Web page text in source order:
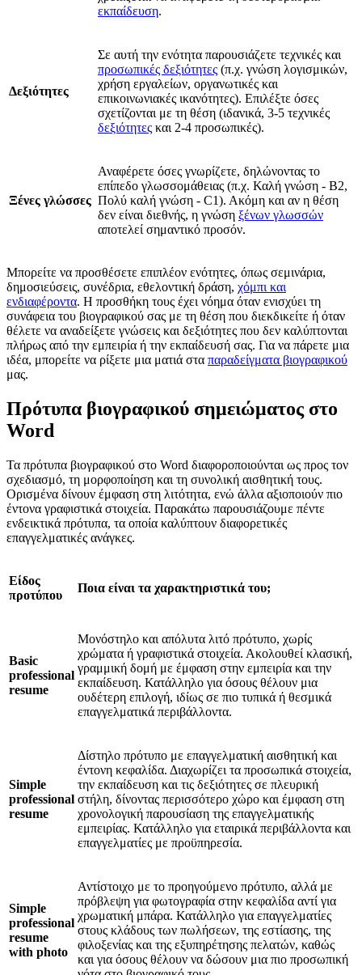
εκπαίδευση.
Δεξιότητες
Σε αυτή την ενότητα παρουσιάζετε τεχνικές και
προσωπικές δεξιότητες (π.χ. γνώση λογισμικών,
χρήση εργαλείων, οργανωτικές και
επικοινωνιακές ικανότητες). Επιλέξτε όσες
σχετίζονται με τη θέση (ιδανικά, 3-5 τεχνικές
δεξιότητες και 2-4 προσωπικές).
Ξένες γλώσσες
Αναφέρετε όσες γνωρίζετε, δηλώνοντας το
επίπεδο γλωσσομάθειας (π.χ. Καλή γνώση - B2,
Πολύ καλή γνώση - C1). Ακόμη και αν η θέση
δεν είναι διεθνής, η γνώση ξένων γλωσσών
αποτελεί σημαντικό προσόν.
Μπορείτε να προσθέσετε επιπλέον ενότητες, όπως σεμινάρια,
δημοσιεύσεις, συνέδρια, εθελοντική δράση, χόμπι και
ενδιαφέροντα. Η προσθήκη τους έχει νόημα όταν ενισχύει τη
συνάφεια του βιογραφικού σας με τη θέση που διεκδικείτε ή όταν
θέλετε να αναδείξετε γνώσεις και δεξιότητες που δεν καλύπτονται
πλήρως από την εμπειρία ή την εκπαίδευσή σας. Για να πάρετε μια
ιδέα, μπορείτε να ρίξετε μια ματιά στα παραδείγματα βιογραφικού
μας.
Πρότυπα βιογραφικού σημειώματος στο
Word
Τα πρότυπα βιογραφικού στο Word διαφοροποιούνται ως προς τον
σχεδιασμό, τη μορφοποίηση και τη συνολική αισθητική τους.
Ορισμένα δίνουν έμφαση στη λιτότητα, ενώ άλλα αξιοποιούν πιο
έντονα γραφιστικά στοιχεία. Παρακάτω παρουσιάζουμε πέντε
ενδεικτικά πρότυπα, τα οποία καλύπτουν διαφορετικές
επαγγελματικές ανάγκες.
Είδος
προτύπου
Ποια είναι τα χαρακτηριστικά του;
Basic
professional
resume
Μονόστηλο και απόλυτα λιτό πρότυπο, χωρίς
χρώματα ή γραφιστικά στοιχεία. Ακολουθεί κλασική,
γραμμική δομή με έμφαση στην εμπειρία και την
εκπαίδευση. Κατάλληλο για όσους θέλουν μια
ουδέτερη επιλογή, ιδίως σε πιο τυπικά ή θεσμικά
επαγγελματικά περιβάλλοντα.
Simple
professional
resume
Δίστηλο πρότυπο με επαγγελματική αισθητική και
έντονη κεφαλίδα. Διαχωρίζει τα προσωπικά στοιχεία,
την εκπαίδευση και τις δεξιότητες σε πλευρική
στήλη, δίνοντας περισσότερο χώρο και έμφαση στη
χρονολογική παρουσίαση της επαγγελματικής
εμπειρίας. Κατάλληλο για εταιρικά περιβάλλοντα και
επαγγελματίες με προϋπηρεσία.
Simple
professional
resume
with photo
Αντίστοιχο με το προηγούμενο πρότυπο, αλλά με
πρόβλεψη για φωτογραφία στην κεφαλίδα αντί για
χρωματική μπάρα. Κατάλληλο για επαγγελματίες
στους κλάδους των πωλήσεων, της εστίασης, της
φιλοξενίας και της εξυπηρέτησης πελατών, καθώς
και για όσους θέλουν να δώσουν μια πιο προσωπική